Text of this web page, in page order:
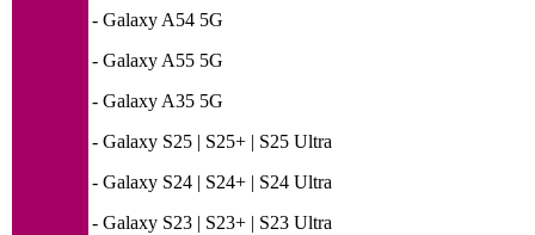
- Galaxy A54 5G
- Galaxy A55 5G
- Galaxy A35 5G
- Galaxy S25 | S25+ | S25 Ultra
- Galaxy S24 | S24+ | S24 Ultra
- Galaxy S23 | S23+ | S23 Ultra